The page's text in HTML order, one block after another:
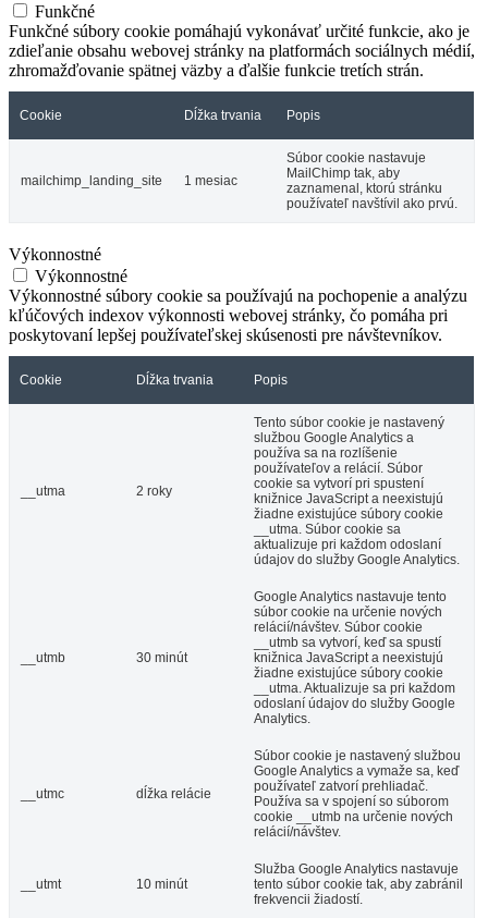
Funkčné
Funkčné súbory cookie pomáhajú vykonávať určité funkcie, ako je
zdieľanie obsahu webovej stránky na platformách sociálnych médií,
zhromažďovanie spätnej väzby a ďalšie funkcie tretích strán.
Cookie Dĺžka trvania Popis
mailchimp_landing_site 1 mesiac
Súbor cookie nastavuje
MailChimp tak, aby
zaznamenal, ktorú stránku
používateľ navštívil ako prvú.
Výkonnostné
Výkonnostné
Výkonnostné súbory cookie sa používajú na pochopenie a analýzu
kľúčových indexov výkonnosti webovej stránky, čo pomáha pri
poskytovaní lepšej používateľskej skúsenosti pre návštevníkov.
Cookie Dĺžka trvania Popis
__utma 2 roky
Tento súbor cookie je nastavený
službou Google Analytics a
používa sa na rozlíšenie
používateľov a relácií. Súbor
cookie sa vytvorí pri spustení
knižnice JavaScript a neexistujú
žiadne existujúce súbory cookie
__utma. Súbor cookie sa
aktualizuje pri každom odoslaní
údajov do služby Google Analytics.
__utmb 30 minút
Google Analytics nastavuje tento
súbor cookie na určenie nových
relácií/návštev. Súbor cookie
__utmb sa vytvorí, keď sa spustí
knižnica JavaScript a neexistujú
žiadne existujúce súbory cookie
__utma. Aktualizuje sa pri každom
odoslaní údajov do služby Google
Analytics.
__utmc dĺžka relácie
Súbor cookie je nastavený službou
Google Analytics a vymaže sa, keď
používateľ zatvorí prehliadač.
Používa sa v spojení so súborom
cookie __utmb na určenie nových
relácií/návštev.
__utmt 10 minút
Služba Google Analytics nastavuje
tento súbor cookie tak, aby zabránil
frekvencii žiadostí.